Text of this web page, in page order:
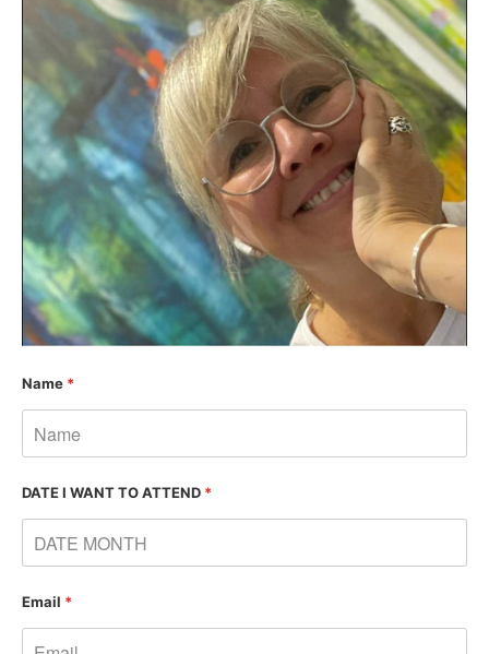
Name *
DATE I WANT TO ATTEND *
Email *